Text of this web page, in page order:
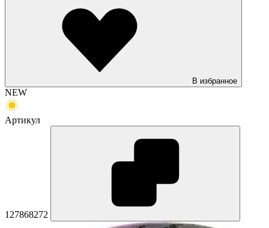
В избранное
NEW
Артикул
127868272